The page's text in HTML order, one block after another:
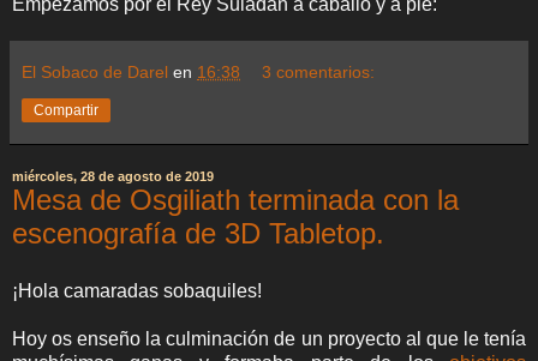
El Sobaco de Darel en 16:38 3 comentarios:
Compartir
miércoles, 28 de agosto de 2019
Mesa de Osgiliath terminada con la
escenografía de 3D Tabletop.
¡Hola camaradas sobaquiles!
Hoy os enseño la culminación de un proyecto al que le tenía